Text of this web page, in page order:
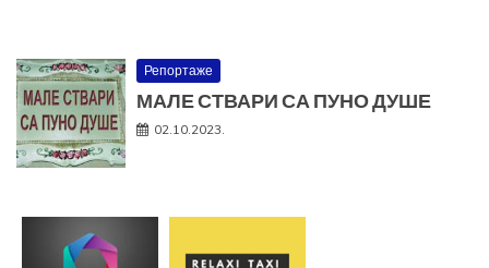
Репортаже
МАЛЕ СТВАРИ СА ПУНО ДУШЕ
02.10.2023.